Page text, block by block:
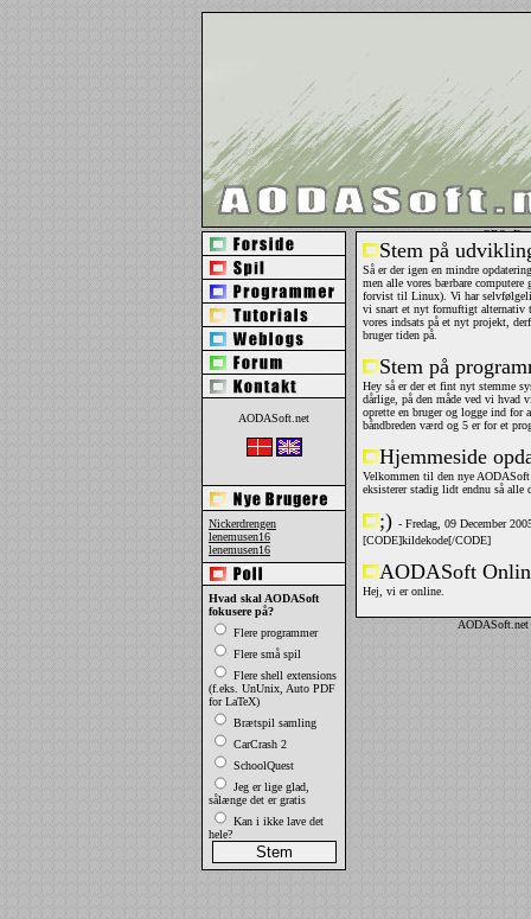
AODASoft.net
Nickerdrengen
lenemusen16
lenemusen16
Hvad skal AODASoft
fokusere på?
Flere programmer
Flere små spil
Flere shell extensions
(f.eks. UnUnix, Auto PDF
for LaTeX)
Brætspil samling
CarCrash 2
SchoolQuest
Jeg er lige glad,
sålænge det er gratis
Kan i ikke lave det
hele?
Stem på
Så er der igen en mindre
men alle vores bærbare
forvist til Linux). Vi har
vi snart et nyt fornuftigt alternativ
vores indsats på et nyt projekt,
bruger tiden på.
Stem på
Hey så er der et fint nyt stemme
dårlige, på den måde ved vi hvad
oprette en bruger og logge ind for
båndbreden værd og 5 er for et
Hjemmeside
Velkommen til den nye
eksisterer stadig lidt endnu så alle
;) - Fredag, 09 December
[CODE]kildekode[/CODE]
AODASoft
Hej, vi er online.
OBS: Du